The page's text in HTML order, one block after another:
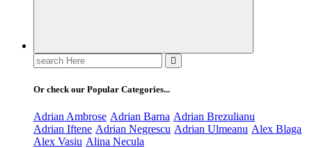
Search
for:
Or check our Popular Categories...
Adrian Ambrose Adrian Barna Adrian Brezulianu
Adrian Iftene Adrian Negrescu Adrian Ulmeanu Alex Blaga
Alex Vasiu Alina Necula